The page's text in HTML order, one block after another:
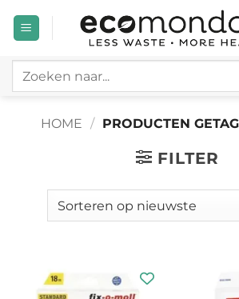
naar
Zoeken
HOME / PRODUCTEN
FILTER